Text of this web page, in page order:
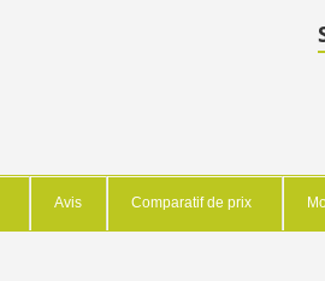
Avis Comparatif de prix